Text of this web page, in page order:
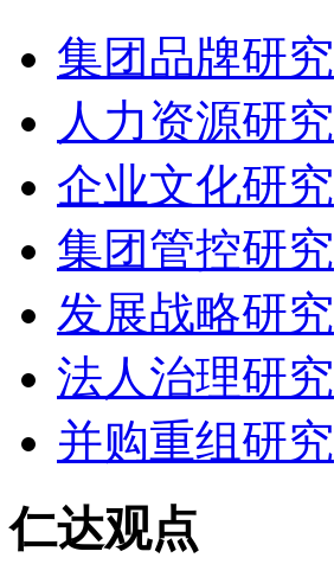
集团品牌研究
人力资源研究
企业文化研究
集团管控研究
发展战略研究
法人治理研究
并购重组研究
仁达观点